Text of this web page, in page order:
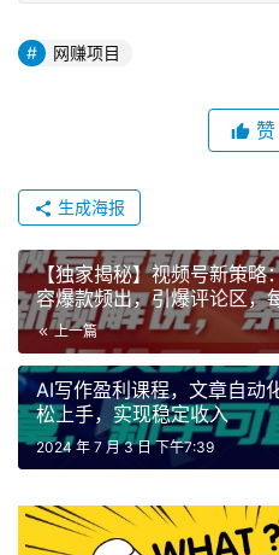
网赚项目
赞
生成海报
【独家揭秘】视频号新策略
容爆款频出，引爆评论区，
上一篇
AI写作盈利课程，文章自动
松上手，实现稳定收入
2024 年 7 月 3 日 下午7:39